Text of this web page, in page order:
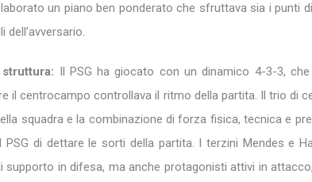
un piano ben ponderato che sfruttava sia i punti
dell’avversario.
Il PSG ha giocato con un dinamico 4-3-3,
il centrocampo controllava il ritmo della partita. Il trio di
squadra e la combinazione di forza fisica, tecnica e
PSG di dettare le sorti della partita. I terzini Mendes e
supporto in difesa, ma anche protagonisti attivi in